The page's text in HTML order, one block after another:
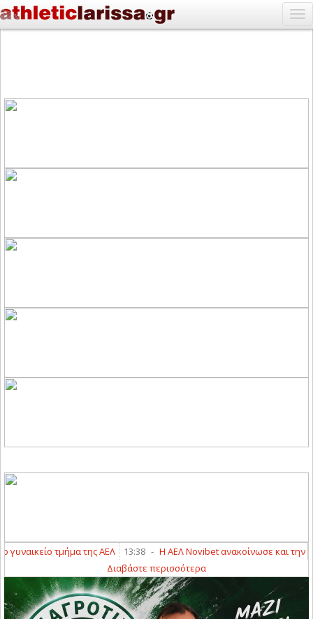
τμήμα της ΑΕΛ 13:38 - Η ΑΕΛ Novibet ανακοίνωσε και την
Διαβάστε περισσότερα